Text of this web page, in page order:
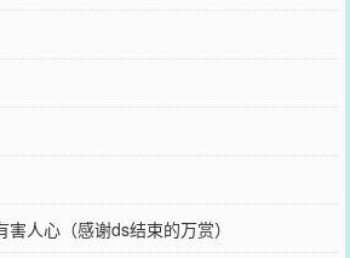
人心（感谢ds结束的万赏）